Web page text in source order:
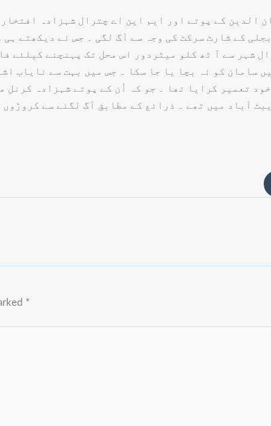
الدین کے پوتے اور ایم این اے چترال شہزادہ
کے شارٹ سرکٹ کی وجہ سے آگ لگی ۔ جس نے دیکھتے
شہر سے آ ٹھ کلو میٹردور اس محل تک پہنچنے کیلئے
سامان کو نہ بچا یا جا سکا ۔ جس میں بہت سے نایاب
تعمیر کرایا تھا ۔ جو کہ اُن کے پوتے شہزادہ کرنل
آباد میں تھے ۔ ذرائع کے مطابق آگ لگنے سے
*